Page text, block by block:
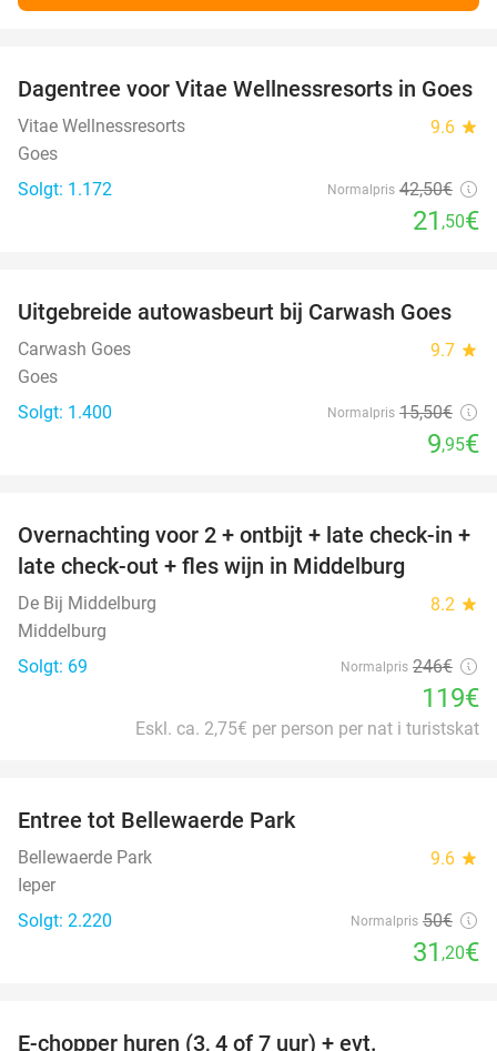
49%
Dagentree voor Vitae Wellnessresorts in Goes
Vitae Wellnessresorts 9.6 star
Goes
Solgt: 1.172
Normalpris 42,50€
21 ,50€
36%
Uitgebreide autowasbeurt bij Carwash Goes
Carwash Goes 9.7 star
Goes
Solgt: 1.400
Normalpris 15,50€
9,95€
52%
Overnachting voor 2 + ontbijt + late check-in +
late check-out + fles wijn in Middelburg
De Bij Middelburg 8.2 star
Middelburg
Solgt: 69
Normalpris 246€
119€
Eskl. ca. 2,75€ per person per nat i turistskat
Entree tot Bellewaerde Park
Bellewaerde Park 9.6 star
Ieper
Solgt: 2.220
Normalpris 50€
31 ,20€
E-chopper huren (3, 4 of 7 uur) + evt.